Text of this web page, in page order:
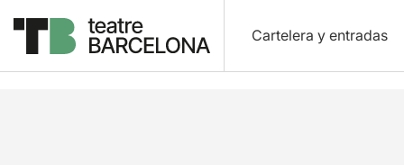
Cartelera y entradas